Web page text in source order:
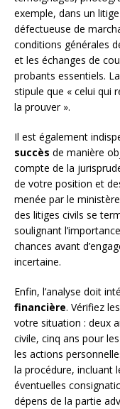
exemple, dans un
défectueuse de
conditions générales
et les échanges de
probants essentiels.
stipule que « celui qui
la prouver ».
Il est également
succès de manière
compte de la
de votre position et
menée par le
des litiges civils se
soulignant
chances avant
incertaine.
Enfin, l’analyse doit
financière. Vérifiez
votre situation : deux
civile, cinq ans pour
les actions
la procédure, incluant
éventuelles
dépens de la partie